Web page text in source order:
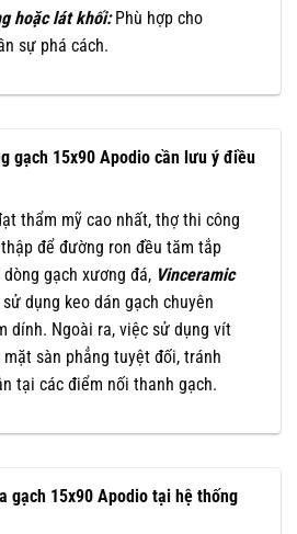
hoặc lát khối: Phù hợp cho
sự phá cách.
gạch 15x90 Apodio cần lưu ý điều
thẩm mỹ cao nhất, thợ thi công
để đường ron đều tăm tắp
gạch xương đá, Vinceramic
dụng keo dán gạch chuyên
dính. Ngoài ra, việc sử dụng vít
sàn phẳng tuyệt đối, tránh
tại các điểm nối thanh gạch.
gạch 15x90 Apodio tại hệ thống